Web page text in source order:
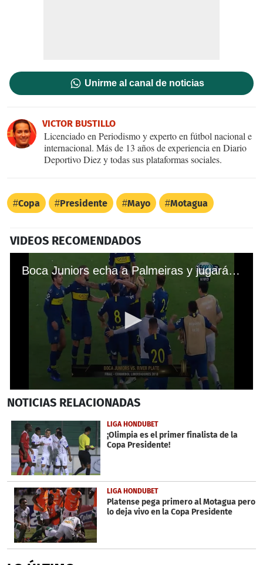
Unirme al canal de noticias
VICTOR BUSTILLO
Licenciado en Periodismo y experto en fútbol nacional e
internacional. Más de 13 años de experiencia en Diario
Deportivo Diez y todas sus plataformas sociales.
Copa Presidente Mayo Motagua
VIDEOS RECOMENDADOS
Boca Juniors echa a Palmeiras y jugará la final de Copa Libertadores contra River Plate
seconds
1
minute,
52
seconds
NOTICIAS RELACIONADAS
LIGA HONDUBET
¡Olimpia es el primer finalista de la
Copa Presidente!
LIGA HONDUBET
Platense pega primero al Motagua pero
lo deja vivo en la Copa Presidente